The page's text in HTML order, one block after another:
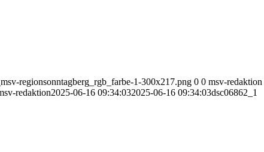
regionsonntagberg_rgb_farbe-1-300x217.png 0 0 msv-redaktion
redaktion2025-06-16 09:34:032025-06-16 09:34:03dsc06862_1